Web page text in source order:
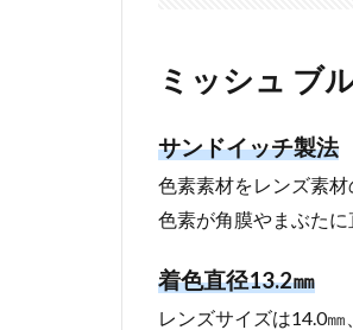
商品
が届
た！
2
お
世
に
な
ミッシュ ブ
サンドイッチ製法
色素素材をレンズ素材
色素が角膜やまぶた
着色直径13.2㎜
レンズサイズは14.0㎜